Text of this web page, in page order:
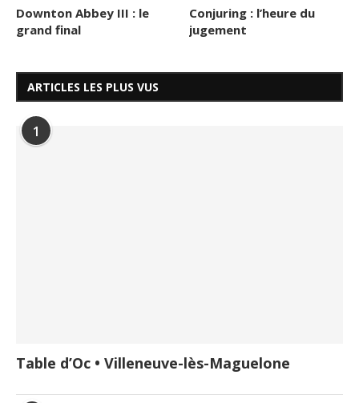
Downton Abbey III : le
grand final
Conjuring : l’heure du
jugement
ARTICLES LES PLUS VUS
1
Table d’Oc • Villeneuve-lès-Maguelone